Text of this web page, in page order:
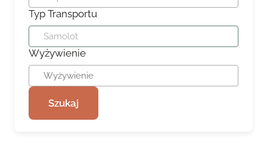
Typ Transportu
Wyżywienie
Szukaj